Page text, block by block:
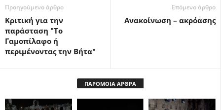
Προηγούμενο άρθρο
Κριτική για την
παράσταση "Το
Γαμοπίλαφο ή
περιμένοντας την Βήτα"
Επόμενο άρθρο
Ανακοίνωση – ακρόασης
ΠΑΡΟΜΟΙΑ ΑΡΘΡΑ